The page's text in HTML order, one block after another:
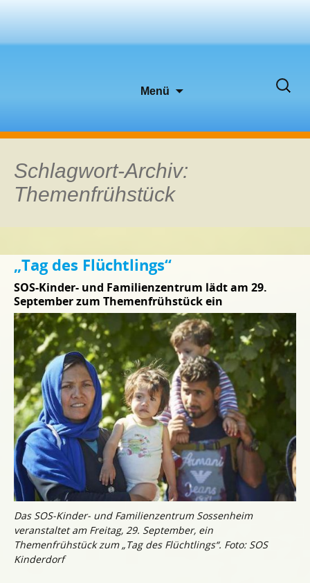
Menü
Suchen
Schlagwort-Archiv:
Themenfrühstück
„Tag des Flüchtlings“
SOS-Kinder- und Familienzentrum lädt am 29.
September zum Themenfrühstück ein
Das SOS-Kinder- und Familienzentrum Sossenheim
veranstaltet am Freitag, 29. September, ein
Themenfrühstück zum „Tag des Flüchtlings“. Foto: SOS
Kinderdorf